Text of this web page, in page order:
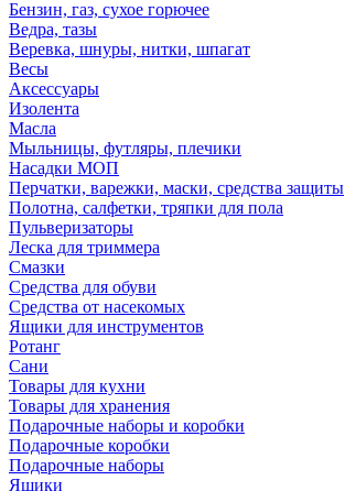
Бензин, газ, сухое горючее
Ведра, тазы
Веревка, шнуры, нитки, шпагат
Весы
Аксессуары
Изолента
Масла
Мыльницы, футляры, плечики
Насадки МОП
Перчатки, варежки, маски, средства защиты
Полотна, салфетки, тряпки для пола
Пульверизаторы
Леска для триммера
Смазки
Средства для обуви
Средства от насекомых
Ящики для инструментов
Ротанг
Сани
Товары для кухни
Товары для хранения
Подарочные наборы и коробки
Подарочные коробки
Подарочные наборы
Ящики